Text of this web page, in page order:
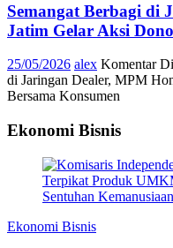
Semangat Berbagi di
Jatim Gelar Aksi
25/05/2026 alex Komentar
di Jaringan Dealer, MPM
Bersama Konsumen
Ekonomi Bisnis
Ekonomi Bisnis